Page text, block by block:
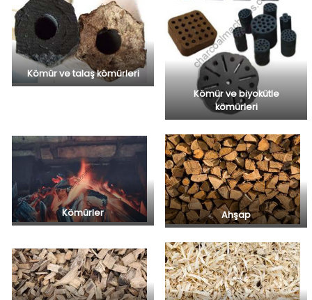
Kömür ve talaş kömürleri
Kömür ve biyokütle
kömürleri
Kömürler Ahşap